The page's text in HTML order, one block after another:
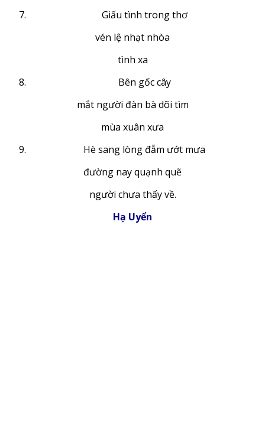
Giấu tình trong thơ
vén lệ nhạt nhòa
tình xa
Bên gốc cây
mắt người đàn bà dõi tìm
mùa xuân xưa
Hè sang lòng đẫm ướt mưa
đường nay quạnh quẽ
người chưa thấy về.
Hạ Uyển